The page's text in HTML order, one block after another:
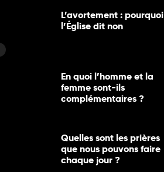
L’avortement : pourquoi
l’Église dit non
En quoi l’homme et la
femme sont-ils
complémentaires ?
Quelles sont les prières
que nous pouvons faire
chaque jour ?